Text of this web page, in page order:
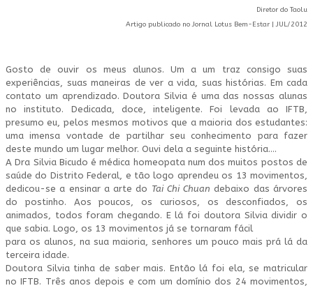
Diretor do Taolu
Artigo publicado no Jornal Lotus Bem-Estar | JUL/2012
Gosto de ouvir os meus alunos. Um a um traz consigo suas
experiências, suas maneiras de ver a vida, suas histórias. Em cada
contato um aprendizado. Doutora Silvia é uma das nossas alunas
no instituto. Dedicada, doce, inteligente. Foi levada ao IFTB,
presumo eu, pelos mesmos motivos que a maioria dos estudantes:
uma imensa vontade de partilhar seu conhecimento para fazer
deste mundo um lugar melhor. Ouvi dela a seguinte história….
A Dra Silvia Bicudo é médica homeopata num dos muitos postos de
saúde do Distrito Federal, e tão logo aprendeu os 13 movimentos,
dedicou-se a ensinar a arte do Tai Chi Chuan debaixo das árvores
do postinho. Aos poucos, os curiosos, os desconfiados, os
animados, todos foram chegando. E lá foi doutora Silvia dividir o
que sabia. Logo, os 13 movimentos já se tornaram fácil
para os alunos, na sua maioria, senhores um pouco mais prá lá da
terceira idade.
Doutora Silvia tinha de saber mais. Então lá foi ela, se matricular
no IFTB. Três anos depois e com um domínio dos 24 movimentos,